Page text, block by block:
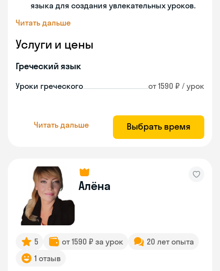
языка для создания увлекательных уроков.
Читать дальше
Услуги и цены
Греческий язык
Уроки греческого от 1590 ₽ / урок
Читать дальше Выбрать время
Алёна
5 от 1590 ₽ за урок
20 лет опыта
1 отзыв